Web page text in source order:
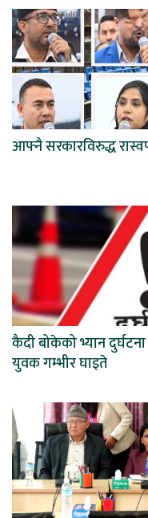
आफ्नै सरकारविरुद्ध
कैदी बोकेको भ्यान
युवक गम्भीर घाइते